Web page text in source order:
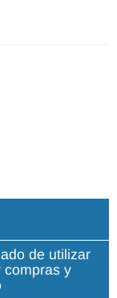
de utilizar
compras y